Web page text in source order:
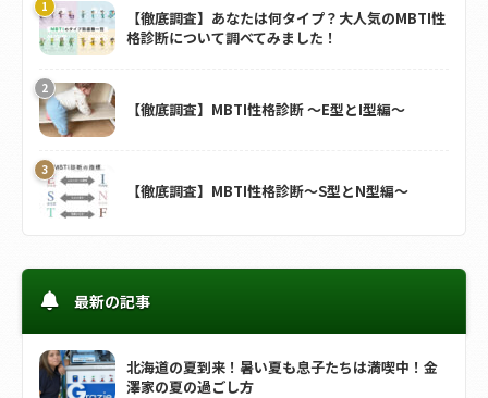
【徹底調査】あなたは何タイプ？大人気のMBTI性
格診断について調べてみました！
【徹底調査】MBTI性格診断 ～E型とI型編～
【徹底調査】MBTI性格診断～S型とN型編～
最新の記事
北海道の夏到来！暑い夏も息子たちは満喫中！金
澤家の夏の過ごし方